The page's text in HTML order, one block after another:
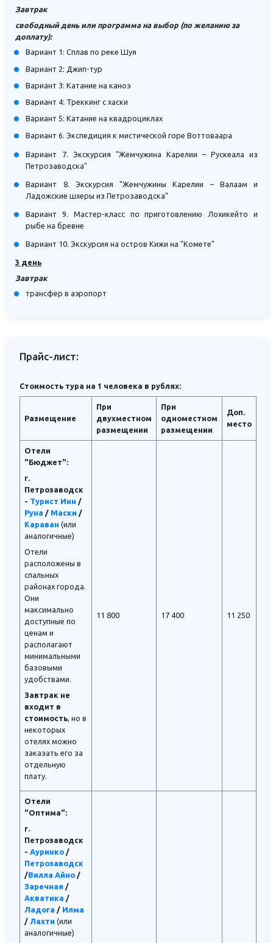
Завтрак
свободный день или программа на выбор (по желанию за
доплату):
Вариант 1: Сплав по реке Шуя
Вариант 2: Джип-тур
Вариант 3: Катание на каноэ
Вариант 4: Треккинг с хаски
Вариант 5: Катание на квадроциклах
Вариант 6. Экспедиция к мистической горе Воттоваара
Вариант 7. Экскурсия "Жемчужина Карелии – Рускеала из
Петрозаводска"
Вариант 8. Экскурсия "Жемчужины Карелии – Валаам и
Ладожские шхеры из Петрозаводска"
Вариант 9. Мастер-класс по приготовлению Лохикейто и
рыбе на бревне
Вариант 10. Экскурсия на остров Кижи на "Комете"
3 день
Завтрак
трансфер в аэропорт
Прайс-лист:
Стоимость тура на 1 человека в рублях:
Размещение
При
двухместном
размещении
При
одноместном
размещении
Доп.
место
Отели
"Бюджет":
г.
Петрозаводск
- Турист Инн /
Руна / Маски /
Караван (или
аналогичные)
Отели
расположены в
спальных
районах города.
Они
максимально
доступные по
ценам и
располагают
минимальными
базовыми
удобствами.
Завтрак не
входит в
стоимость, но в
некоторых
отелях можно
заказать его за
отдельную
плату.
11 800 17 400 11 250
Отели
"Оптима":
г.
Петрозаводск
-Ауринко /
Петрозаводск
/Вилла Айно /
Заречная /
Акватика /
Ладога / Илма
/Лахти(или
аналогичные)